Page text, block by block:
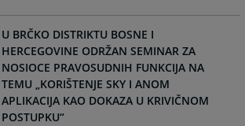
U BRČKO DISTRIKTU BOSNE I
HERCEGOVINE ODRŽAN SEMINAR ZA
NOSIOCE PRAVOSUDNIH FUNKCIJA NA
TEMU „KORIŠTENJE SKY I ANOM
APLIKACIJA KAO DOKAZA U KRIVIČNOM
POSTUPKU“